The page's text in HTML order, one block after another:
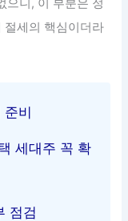
으니, 이 부분은 정
절세의 핵심이더라
준비
세대주 꼭 확
점검